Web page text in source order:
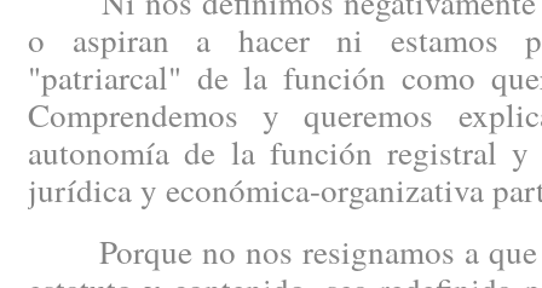
o aspiran a hacer ni estamos
"patriarcal" de la función como
Comprendemos y queremos
autonomía de la función registral y
jurídica y económica-organizativa
Porque no nos resignamos a